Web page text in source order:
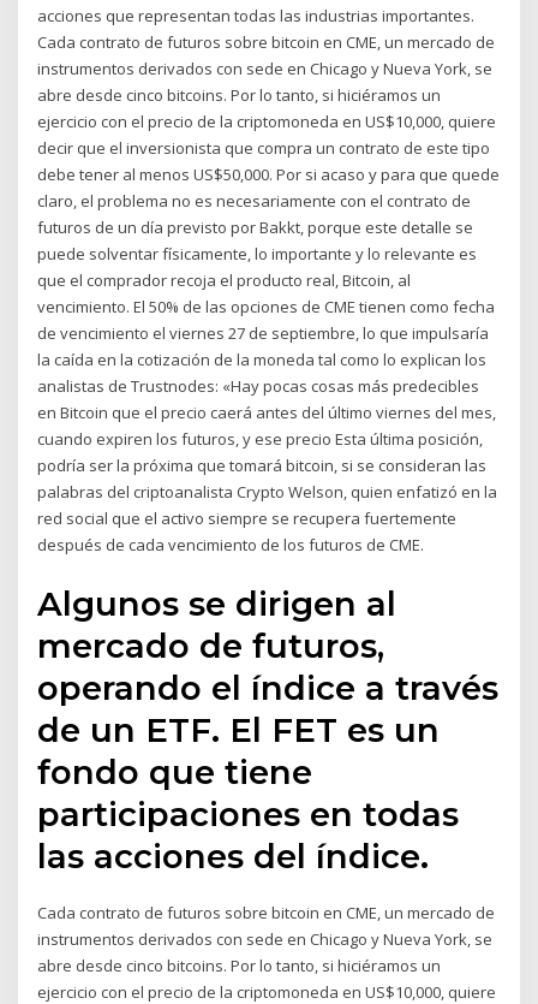
acciones que representan todas las industrias importantes.
Cada contrato de futuros sobre bitcoin en CME, un mercado de
instrumentos derivados con sede en Chicago y Nueva York, se
abre desde cinco bitcoins. Por lo tanto, si hiciéramos un
ejercicio con el precio de la criptomoneda en US$10,000, quiere
decir que el inversionista que compra un contrato de este tipo
debe tener al menos US$50,000. Por si acaso y para que quede
claro, el problema no es necesariamente con el contrato de
futuros de un día previsto por Bakkt, porque este detalle se
puede solventar físicamente, lo importante y lo relevante es
que el comprador recoja el producto real, Bitcoin, al
vencimiento. El 50% de las opciones de CME tienen como fecha
de vencimiento el viernes 27 de septiembre, lo que impulsaría
la caída en la cotización de la moneda tal como lo explican los
analistas de Trustnodes: «Hay pocas cosas más predecibles
en Bitcoin que el precio caerá antes del último viernes del mes,
cuando expiren los futuros, y ese precio Esta última posición,
podría ser la próxima que tomará bitcoin, si se consideran las
palabras del criptoanalista Crypto Welson, quien enfatizó en la
red social que el activo siempre se recupera fuertemente
después de cada vencimiento de los futuros de CME.
Algunos se dirigen al
mercado de futuros,
operando el índice a través
de un ETF. El FET es un
fondo que tiene
participaciones en todas
las acciones del índice.
Cada contrato de futuros sobre bitcoin en CME, un mercado de
instrumentos derivados con sede en Chicago y Nueva York, se
abre desde cinco bitcoins. Por lo tanto, si hiciéramos un
ejercicio con el precio de la criptomoneda en US$10,000, quiere